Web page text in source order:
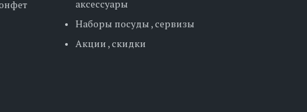
аксессуары
Наборы посуды , сервизы
Акции , скидки